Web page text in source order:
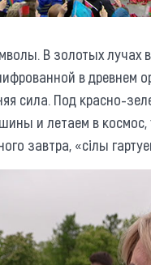
В золотых лучах
в древнем
сила. Под красно-
и летаем в космос,
завтра, «сілы